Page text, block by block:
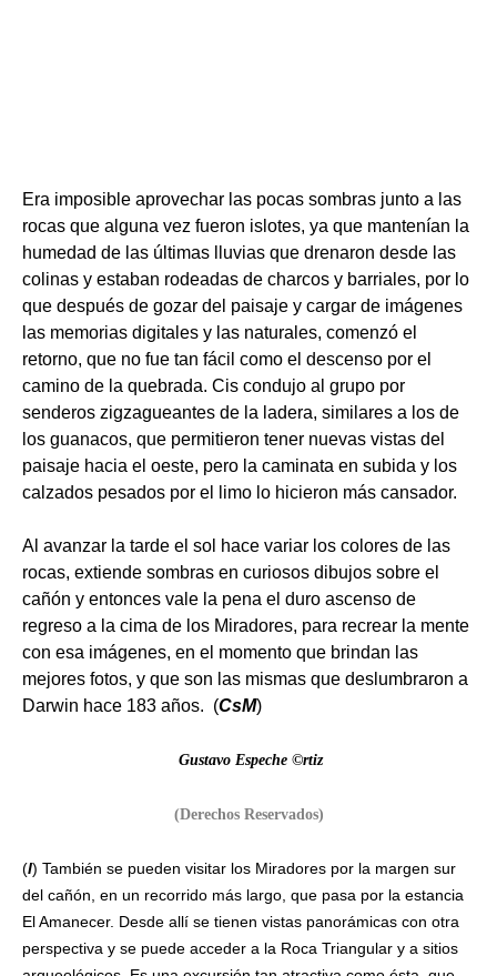
Era imposible aprovechar las pocas sombras junto a las
rocas que alguna vez fueron islotes, ya que mantenían la
humedad de las últimas lluvias que drenaron desde las
colinas y estaban rodeadas de charcos y barriales, por lo
que después de gozar del paisaje y cargar de imágenes
las memorias digitales y las naturales, comenzó el
retorno, que no fue tan fácil como el descenso por el
camino de la quebrada. Cis condujo al grupo por
senderos zigzagueantes de la ladera, similares a los de
los guanacos, que permitieron tener nuevas vistas del
paisaje hacia el oeste, pero la caminata en subida y los
calzados pesados por el limo lo hicieron más cansador.
Al avanzar la tarde el sol hace variar los colores de las
rocas, extiende sombras en curiosos dibujos sobre el
cañón y entonces vale la pena el duro ascenso de
regreso a la cima de los Miradores, para recrear la mente
con esa imágenes, en el momento que brindan las
mejores fotos, y que son las mismas que deslumbraron a
Darwin hace 183 años. (CsM)
Gustavo Espeche ©rtiz
(Derechos Reservados)
(I) También se pueden visitar los Miradores por la margen sur
del cañón, en un recorrido más largo, que pasa por la estancia
El Amanecer. Desde allí se tienen vistas panorámicas con otra
perspectiva y se puede acceder a la Roca Triangular y a sitios